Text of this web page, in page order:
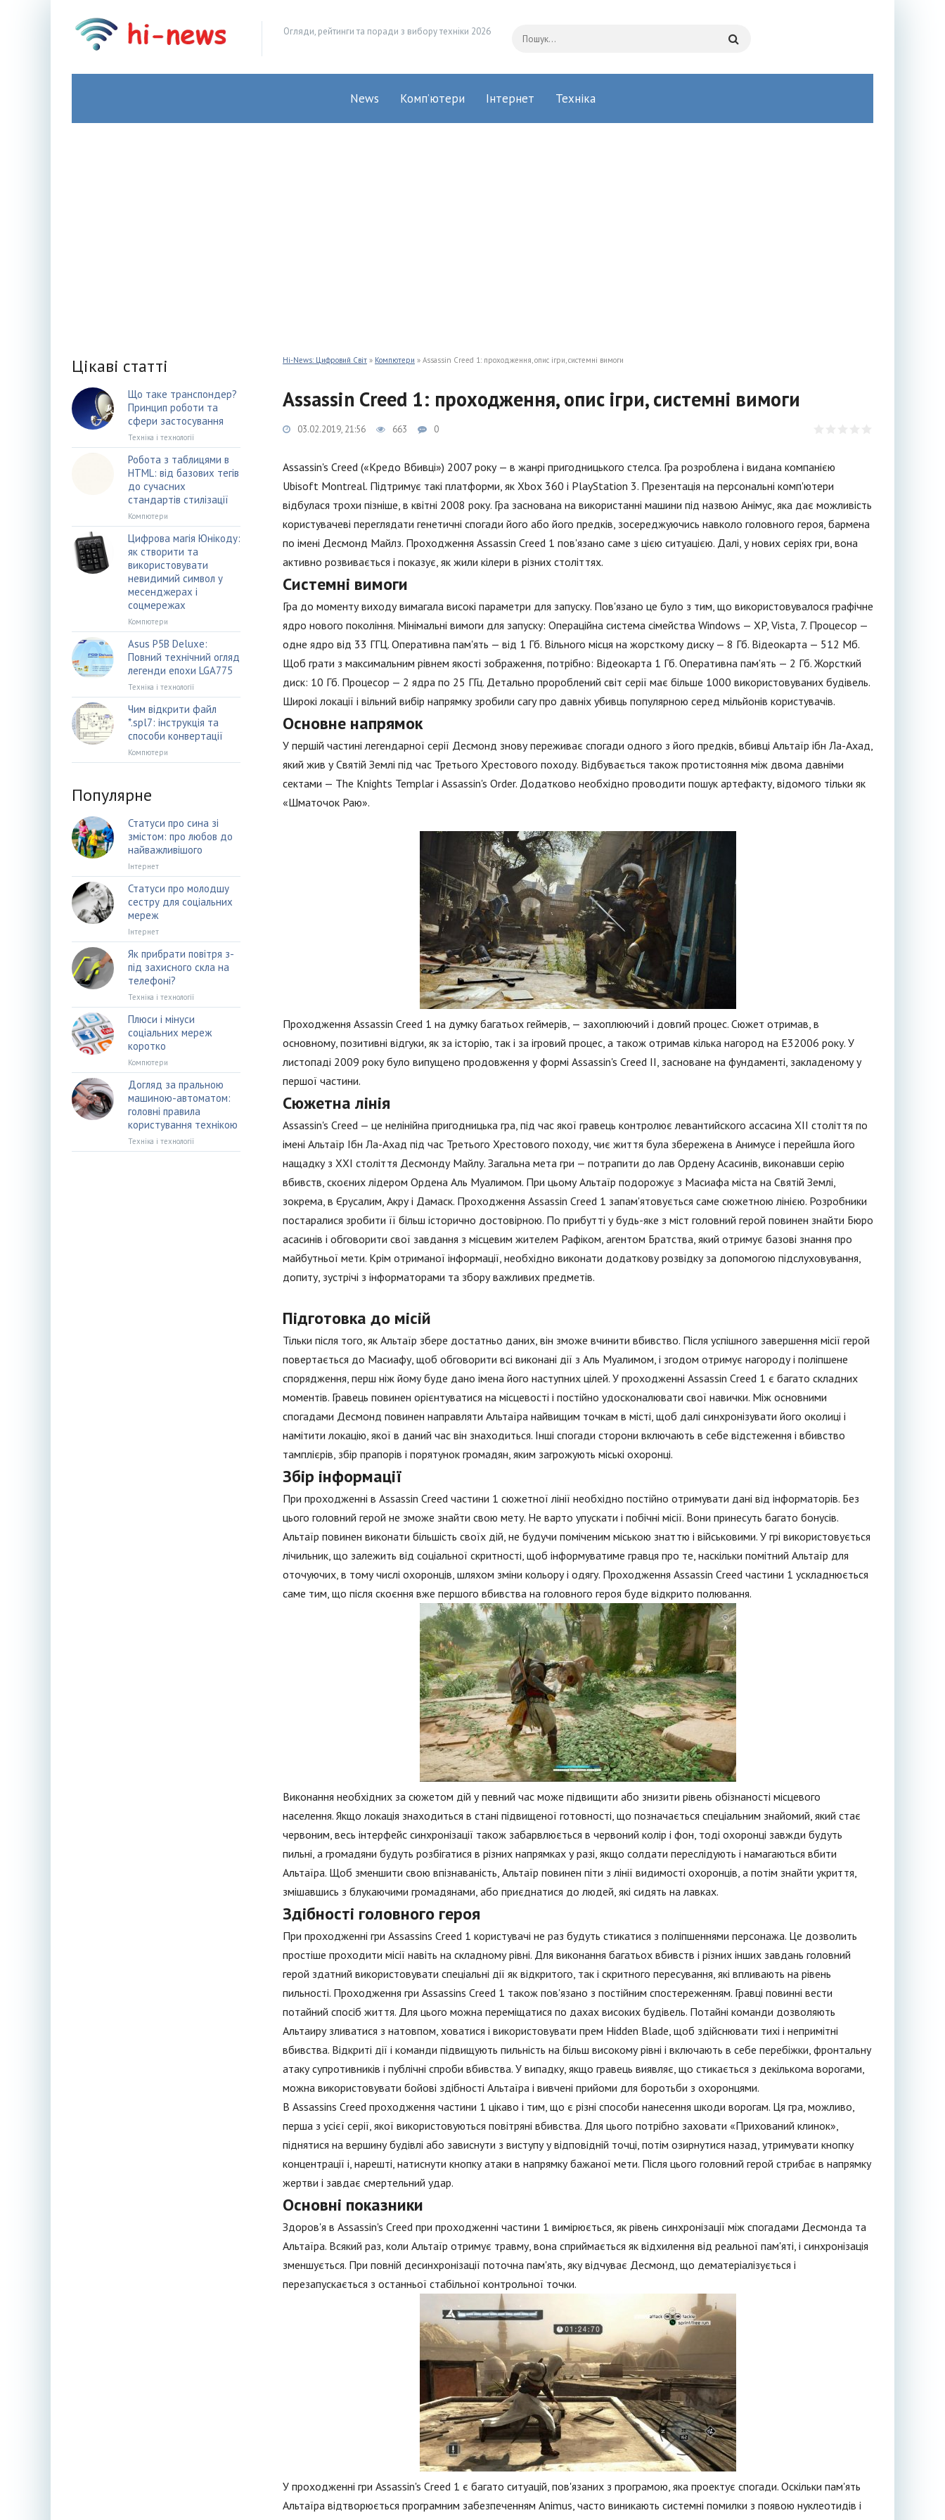
Огляди, рейтинги та поради з вибору техніки 2026
News Комп’ютери Інтернет Техніка
Hi-News: Цифровий Світ » Компютери » Assassin Creed 1: проходження, опис ігри, системні вимоги
Assassin Creed 1: проходження, опис ігри, системні вимоги
03.02.2019, 21:56 663 0
Assassin's Creed («Кредо Вбивці») 2007 року — в жанрі пригодницького стелса. Гра розроблена і видана компанією
Ubisoft Montreal. Підтримує такі платформи, як Xbox 360 і PlayStation 3. Презентація на персональні комп'ютери
відбулася трохи пізніше, в квітні 2008 року. Гра заснована на використанні машини під назвою Анімус, яка дає можливість
користувачеві переглядати генетичні спогади його або його предків, зосереджуючись навколо головного героя, бармена
по імені Десмонд Майлз. Проходження Assassin Creed 1 пов'язано саме з цією ситуацією. Далі, у нових серіях гри, вона
активно розвивається і показує, як жили кілери в різних століттях.
Системні вимоги
Гра до моменту виходу вимагала високі параметри для запуску. Пов'язано це було з тим, що використовувалося графічне
ядро нового покоління. Мінімальні вимоги для запуску: Операційна система сімейства Windows — XP, Vista, 7. Процесор —
одне ядро від 33 ГГЦ. Оперативна пам'ять — від 1 Гб. Вільного місця на жорсткому диску — 8 Гб. Відеокарта — 512 Мб.
Щоб грати з максимальним рівнем якості зображення, потрібно: Відеокарта 1 Гб. Оперативна пам'ять — 2 Гб. Жорсткий
диск: 10 Гб. Процесор — 2 ядра по 25 ГГц. Детально пророблений світ серії має більше 1000 використовуваних будівель.
Широкі локації і вільний вибір напрямку зробили сагу про давніх убивць популярною серед мільйонів користувачів.
Основне напрямок
У першій частині легендарної серії Десмонд знову переживає спогади одного з його предків, вбивці Альтаїр ібн Ла-Ахад,
який жив у Святій Землі під час Третього Хрестового походу. Відбувається також протистояння між двома давніми
сектами — The Knights Templar і Assassin's Order. Додатково необхідно проводити пошук артефакту, відомого тільки як
«Шматочок Раю».
Проходження Assassin Creed 1 на думку багатьох геймерів, — захоплюючий і довгий процес. Сюжет отримав, в
основному, позитивні відгуки, як за історію, так і за ігровий процес, а також отримав кілька нагород на E32006 року. У
листопаді 2009 року було випущено продовження у формі Assassin's Creed II, засноване на фундаменті, закладеному у
першої частини.
Сюжетна лінія
Assassin's Creed — це нелінійна пригодницька гра, під час якої гравець контролює левантийского ассасина XII століття по
імені Альтаїр Ібн Ла-Ахад під час Третього Хрестового походу, чиє життя була збережена в Анимусе і перейшла його
нащадку з XXI століття Десмонду Майлу. Загальна мета гри — потрапити до лав Ордену Асасинів, виконавши серію
вбивств, скоєних лідером Ордена Аль Муалимом. При цьому Альтаїр подорожує з Масиафа міста на Святій Землі,
зокрема, в Єрусалим, Акру і Дамаск. Проходження Assassin Creed 1 запам'ятовується саме сюжетною лінією. Розробники
постаралися зробити її більш історично достовірною. По прибутті у будь-яке з міст головний герой повинен знайти Бюро
асасинів і обговорити свої завдання з місцевим жителем Рафіком, агентом Братства, який отримує базові знання про
майбутньої мети. Крім отриманої інформації, необхідно виконати додаткову розвідку за допомогою підслуховування,
допиту, зустрічі з інформаторами та збору важливих предметів.
Підготовка до місій
Тільки після того, як Альтаїр збере достатньо даних, він зможе вчинити вбивство. Після успішного завершення місії герой
повертається до Масиафу, щоб обговорити всі виконані дії з Аль Муалимом, і згодом отримує нагороду і поліпшене
спорядження, перш ніж йому буде дано імена його наступних цілей. У проходженні Assassin Creed 1 є багато складних
моментів. Гравець повинен орієнтуватися на місцевості і постійно удосконалювати свої навички. Між основними
спогадами Десмонд повинен направляти Альтаїра найвищим точкам в місті, щоб далі синхронізувати його околиці і
намітити локацію, якої в даний час він знаходиться. Інші спогади сторони включають в себе відстеження і вбивство
тамплієрів, збір прапорів і порятунок громадян, яким загрожують міські охоронці.
Збір інформації
При проходженні в Assassin Creed частини 1 сюжетної лінії необхідно постійно отримувати дані від інформаторів. Без
цього головний герой не зможе знайти свою мету. Не варто упускати і побічні місії. Вони принесуть багато бонусів.
Альтаїр повинен виконати більшість своїх дій, не будучи поміченим міською знаттю і військовими. У грі використовується
лічильник, що залежить від соціальної скритності, щоб інформуватиме гравця про те, наскільки помітний Альтаїр для
оточуючих, в тому числі охоронців, шляхом зміни кольору і одягу. Проходження Assassin Creed частини 1 ускладнюється
саме тим, що після скоєння вже першого вбивства на головного героя буде відкрито полювання.
Виконання необхідних за сюжетом дій у певний час може підвищити або знизити рівень обізнаності місцевого
населення. Якщо локація знаходиться в стані підвищеної готовності, що позначається спеціальним знайомий, який стає
червоним, весь інтерфейс синхронізації також забарвлюється в червоний колір і фон, тоді охоронці завжди будуть
пильні, а громадяни будуть розбігатися в різних напрямках у разі, якщо солдати переслідують і намагаються вбити
Альтаїра. Щоб зменшити свою впізнаваність, Альтаїр повинен піти з лінії видимості охоронців, а потім знайти укриття,
змішавшись з блукаючими громадянами, або приєднатися до людей, які сидять на лавках.
Здібності головного героя
При проходженні гри Assassins Creed 1 користувачі не раз будуть стикатися з поліпшеннями персонажа. Це дозволить
простіше проходити місії навіть на складному рівні. Для виконання багатьох вбивств і різних інших завдань головний
герой здатний використовувати спеціальні дії як відкритого, так і скритного пересування, які впливають на рівень
пильності. Проходження гри Assassins Creed 1 також пов'язано з постійним спостереженням. Гравці повинні вести
потайний спосіб життя. Для цього можна переміщатися по дахах високих будівель. Потайні команди дозволяють
Альтаиру зливатися з натовпом, ховатися і використовувати прем Hidden Blade, щоб здійснювати тихі і непримітні
вбивства. Відкриті дії і команди підвищують пильність на більш високому рівні і включають в себе перебіжки, фронтальну
атаку супротивників і публічні спроби вбивства. У випадку, якщо гравець виявляє, що стикається з декількома ворогами,
можна використовувати бойові здібності Альтаїра і вивчені прийоми для боротьби з охоронцями.
В Assassins Creed проходження частини 1 цікаво і тим, що є різні способи нанесення шкоди ворогам. Ця гра, можливо,
перша з усієї серії, якої використовуються повітряні вбивства. Для цього потрібно заховати «Прихований клинок»,
піднятися на вершину будівлі або зависнути з виступу у відповідній точці, потім озирнутися назад, утримувати кнопку
концентрації і, нарешті, натиснути кнопку атаки в напрямку бажаної мети. Після цього головний герой стрибає в напрямку
жертви і завдає смертельний удар.
Основні показники
Здоров'я в Assassin's Creed при проходженні частини 1 вимірюється, як рівень синхронізації між спогадами Десмонда та
Альтаїра. Всякий раз, коли Альтаїр отримує травму, вона сприймається як відхилення від реальної пам'яті, і синхронізація
зменшується. При повній десинхронізації поточна пам'ять, яку відчуває Десмонд, що дематеріалізується і
перезапускається з останньої стабільної контрольної точки.
У проходженні гри Assassin's Creed 1 є багато ситуацій, пов'язаних з програмою, яка проектує спогади. Оскільки пам'ять
Альтаїра відтворюється програмним забезпеченням Animus, часто виникають системні помилки з появою нуклеотидів і
Цікаві статті
Що таке транспондер?
Принцип роботи та
сфери застосування
Техніка і технології
Робота з таблицями в
HTML: від базових тегів
до сучасних
стандартів стилізації
Компютери
Цифрова магія Юнікоду:
як створити та
використовувати
невидимий символ у
месенджерах і
соцмережах
Компютери
Asus P5B Deluxe:
Повний технічний огляд
легенди епохи LGA775
Техніка і технології
Чим відкрити файл
*.spl7: інструкція та
способи конвертації
Компютери
Популярне
Статуси про сина зі
змістом: про любов до
найважливішого
Інтернет
Статуси про молодшу
сестру для соціальних
мереж
Інтернет
Як прибрати повітря з-
під захисного скла на
телефоні?
Техніка і технології
Плюси і мінуси
соціальних мереж
коротко
Компютери
Догляд за пральною
машиною-автоматом:
головні правила
користування технікою
Техніка і технології